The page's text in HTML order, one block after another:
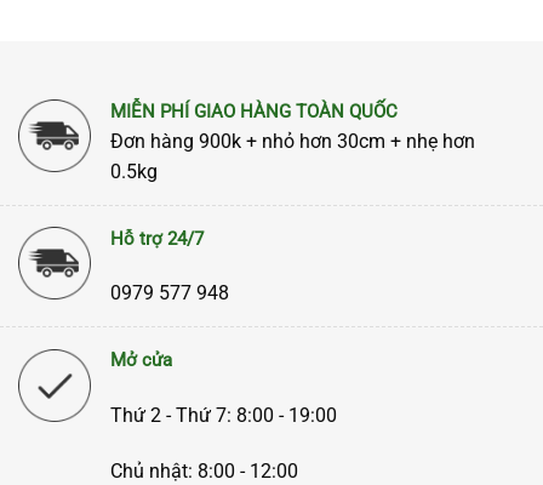
MIỄN PHÍ GIAO HÀNG TOÀN QUỐC
Đơn hàng 900k + nhỏ hơn 30cm + nhẹ hơn
0.5kg
Hỗ trợ 24/7
0979 577 948
Mở cửa
Thứ 2 - Thứ 7: 8:00 - 19:00
Chủ nhật: 8:00 - 12:00